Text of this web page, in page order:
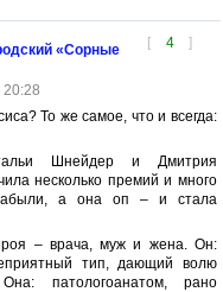
[ 4 ]
«Сорные
20:28
То же самое, что и всегда:
Шнейдер и Дмитрия
несколько премий и много
а она оп – и стала
– врача, муж и жена. Он:
тип, дающий волю
патологоанатом, рано